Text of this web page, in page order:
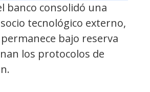
banco consolidó una
tecnológico externo,
bajo reserva
los protocolos de